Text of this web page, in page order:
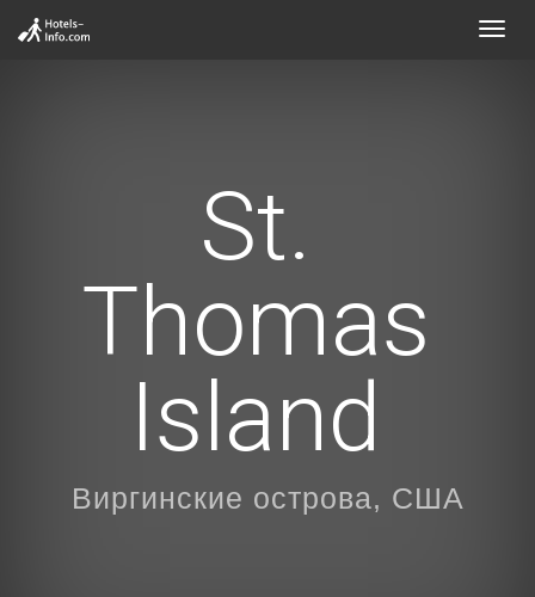
St.
Thomas
Island
Виргинские острова, США